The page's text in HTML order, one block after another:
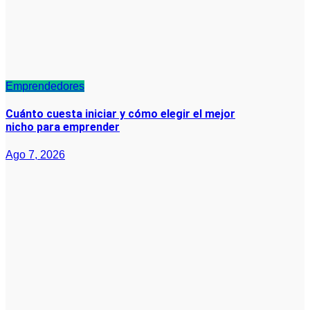
Emprendedores
Cuánto cuesta iniciar y cómo elegir el mejor
nicho para emprender
Ago 7, 2026